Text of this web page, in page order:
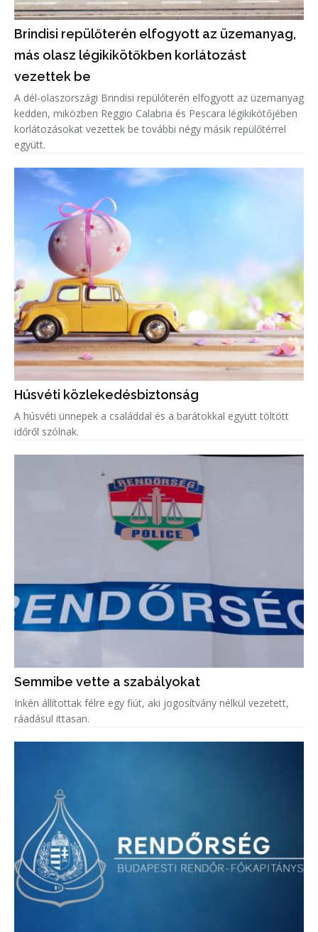
Brindisi repülőterén elfogyott az üzemanyag,
más olasz légikikötőkben korlátozást
vezettek be
A dél-olaszországi Brindisi repülőterén elfogyott az üzemanyag
kedden, miközben Reggio Calabria és Pescara légikikötőjében
korlátozásokat vezettek be további négy másik repülőtérrel
együtt.
Húsvéti közlekedésbiztonság
A húsvéti ünnepek a családdal és a barátokkal együtt töltött
időről szólnak.
Semmibe vette a szabályokat
Inkén állítottak félre egy fiút, aki jogosítvány nélkül vezetett,
ráadásul ittasan.